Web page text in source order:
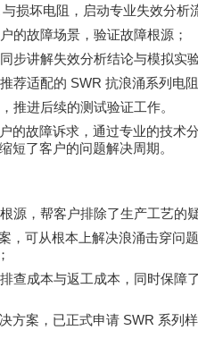
与损坏电阻，启动专业失效分析
的故障场景，验证故障根源；
步讲解失效分析结论与模拟实
荐适配的 SWR 抗浪涌系列电
推进后续的测试验证工作。
的故障诉求，通过专业的技术
短了客户的问题解决周期。
源，帮客户排除了生产工艺的
，可从根本上解决浪涌击穿问
查成本与返工成本，同时保障
方案，已正式申请 SWR 系列